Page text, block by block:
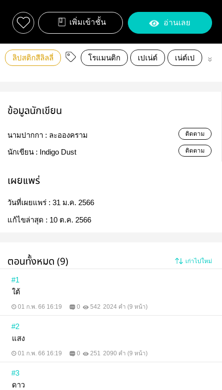
เพิ่มเข้าชั้น อ่านเลย
ลิปสติกสีลิลลี่ โรแมนติก เปเน่ต์ เน่ต์เป
ข้อมูลนักเขียน
นามปากกา : ละอองคราม ติดตาม
นักเขียน : Indigo Dust ติดตาม
เผยแพร่
วันที่เผยแพร่ : 31 ม.ค. 2566
แก้ไขล่าสุด : 10 ต.ค. 2566
ตอนทั้งหมด (9) เก่าไปใหม่
#1
ใต้
01 ก.พ. 66 16:19 0 542 2024 คำ (9 หน้า)
#2
แสง
01 ก.พ. 66 16:19 0 251 2090 คำ (9 หน้า)
#3
ดาว